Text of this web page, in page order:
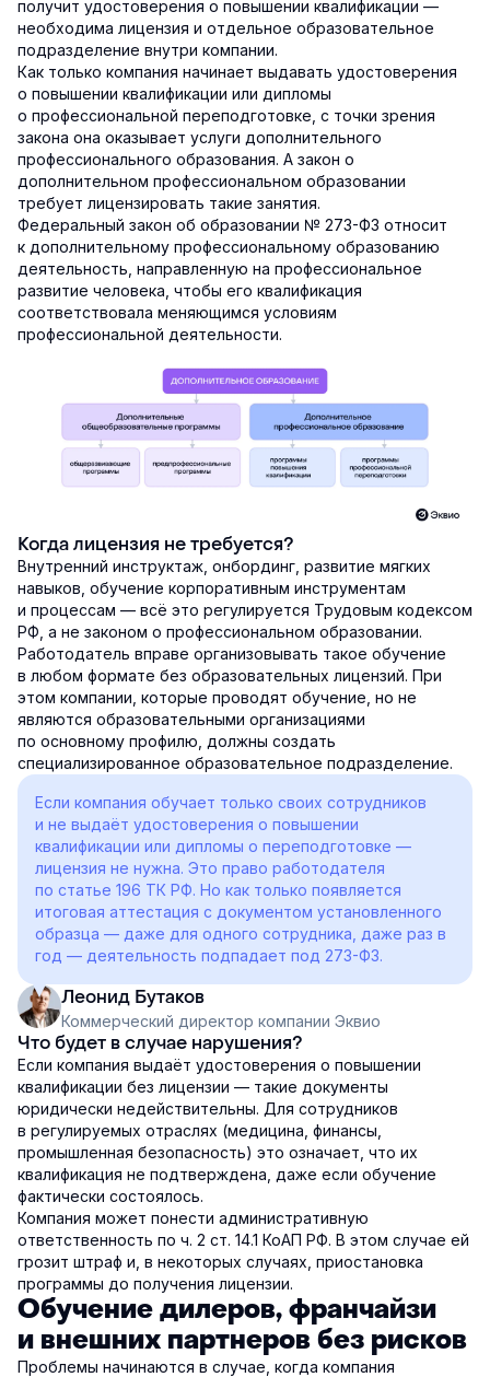
получит удостоверения о повышении квалификации —
необходима лицензия и отдельное образовательное
подразделение внутри компании.
Как только компания начинает выдавать удостоверения
о повышении квалификации или дипломы
о профессиональной переподготовке, с точки зрения
закона она оказывает услуги дополнительного
профессионального образования. А закон о
дополнительном профессиональном образовании
требует лицензировать такие занятия.
Федеральный закон об образовании № 273-ФЗ относит
к дополнительному профессиональному образованию
деятельность, направленную на профессиональное
развитие человека, чтобы его квалификация
соответствовала меняющимся условиям
профессиональной деятельности.
Когда лицензия не требуется?
Внутренний инструктаж, онбординг, развитие мягких
навыков, обучение корпоративным инструментам
и процессам — всё это регулируется Трудовым кодексом
РФ, а не законом о профессиональном образовании.
Работодатель вправе организовывать такое обучение
в любом формате без образовательных лицензий. При
этом компании, которые проводят обучение, но не
являются образовательными организациями
по основному профилю, должны создать
специализированное образовательное подразделение.
Если компания обучает только своих сотрудников
и не выдаёт удостоверения о повышении
квалификации или дипломы о переподготовке —
лицензия не нужна. Это право работодателя
по статье 196 ТК РФ. Но как только появляется
итоговая аттестация с документом установленного
образца — даже для одного сотрудника, даже раз в
год — деятельность подпадает под 273-ФЗ.
Леонид Бутаков
Коммерческий директор компании Эквио
Что будет в случае нарушения?
Если компания выдаёт удостоверения о повышении
квалификации без лицензии — такие документы
юридически недействительны. Для сотрудников
в регулируемых отраслях (медицина, финансы,
промышленная безопасность) это означает, что их
квалификация не подтверждена, даже если обучение
фактически состоялось.
Компания может понести административную
ответственность по ч. 2 ст. 14.1 КоАП РФ. В этом случае ей
грозит штраф и, в некоторых случаях, приостановка
программы до получения лицензии.
Обучение дилеров, франчайзи
и внешних партнеров без рисков
Проблемы начинаются в случае, когда компания